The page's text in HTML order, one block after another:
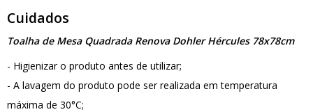
Cuidados
Toalha de Mesa Quadrada Renova Dohler Hércules 78x78cm
- Higienizar o produto antes de utilizar;
- A lavagem do produto pode ser realizada em temperatura
máxima de 30°C;